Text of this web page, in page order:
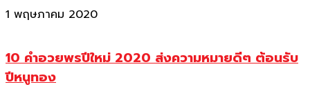
1 พฤษภาคม 2020
10 คำอวยพรปีใหม่ 2020 ส่งความหมายดีๆ ต้อนรับ
ปีหนูทอง